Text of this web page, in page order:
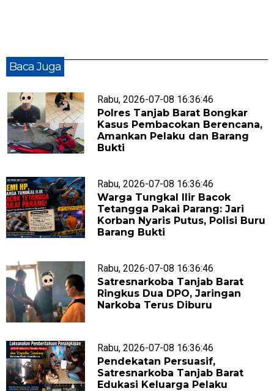
Baca Juga
Rabu, 2026-07-08 16:36:46
Polres Tanjab Barat Bongkar
Kasus Pembacokan Berencana,
Amankan Pelaku dan Barang
Bukti
Rabu, 2026-07-08 16:36:46
Warga Tungkal Ilir Bacok
Tetangga Pakai Parang: Jari
Korban Nyaris Putus, Polisi Buru
Barang Bukti
Rabu, 2026-07-08 16:36:46
Satresnarkoba Tanjab Barat
Ringkus Dua DPO, Jaringan
Narkoba Terus Diburu
Rabu, 2026-07-08 16:36:46
Pendekatan Persuasif,
Satresnarkoba Tanjab Barat
Edukasi Keluarga Pelaku